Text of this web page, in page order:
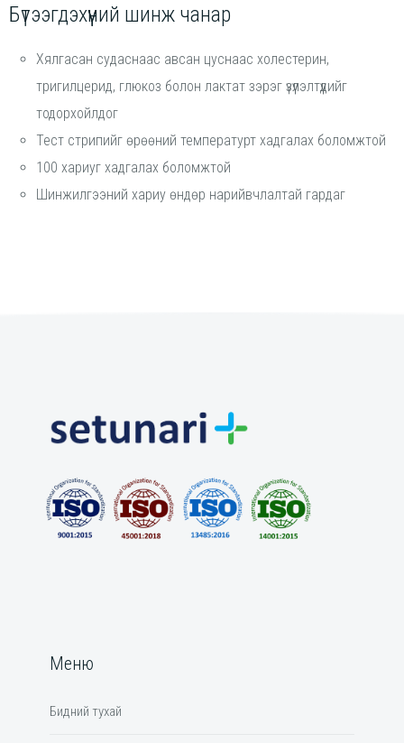
Бүтээгдэхүүний шинж чанар
Хялгасан судаснаас авсан цуснаас холестерин,
тригилцерид, глюкоз болон лактат зэрэг үзүүлэлтүүдийг
тодорхойлдог
Тест стрипийг өрөөний температурт хадгалах боломжтой
100 хариуг хадгалах боломжтой
Шинжилгээний хариу өндөр нарийвчлалтай гардаг
Меню
Бидний тухай